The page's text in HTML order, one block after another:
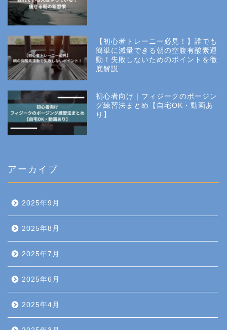
【初心者トレーニー必見！】誰でも
簡単に減量できる朝の空腹有酸素運
動！失敗しないためのポイントを徹
底解説
初心者向け｜フィジークのポージン
グ練習法まとめ【自宅OK・動画あ
り】
アーカイブ
2025年9月
2025年8月
2025年7月
2025年6月
2025年4月